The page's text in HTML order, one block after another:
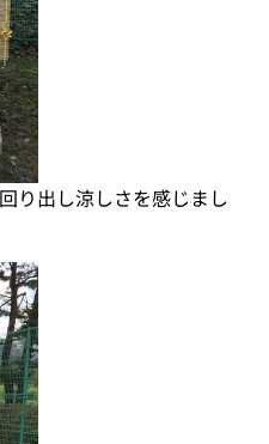
り出し涼しさを感じまし